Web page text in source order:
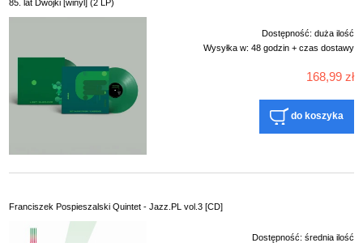
85. lat Dwójki [winyl] (2 LP)
Dostępność: duża ilość
Wysyłka w: 48 godzin + czas dostawy
168,99 zł
do koszyka
Franciszek Pospieszalski Quintet - Jazz.PL vol.3 [CD]
Dostępność: średnia ilość